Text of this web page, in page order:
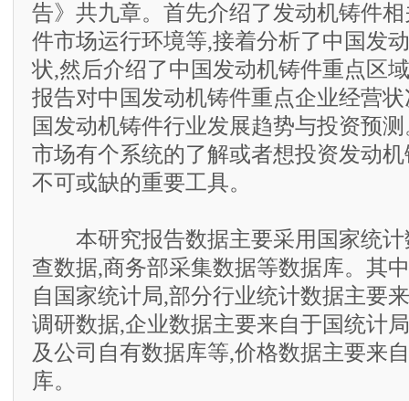
告》共九章。首先介绍了发动机铸件
件市场运行环境等,接着分析了中国发
状,然后介绍了中国发动机铸件重点区
报告对中国发动机铸件重点企业经营
国发动机铸件行业发展趋势与投资预
市场有个系统的了解或者想投资发动
不可或缺的重要工具。
本研究报告数据主要采用国家统计
查数据,商务部采集数据等数据库。其
自国家统计局,部分行业统计数据主要
调研数据,企业数据主要来自于国统计
及公司自有数据库等,价格数据主要来
库。